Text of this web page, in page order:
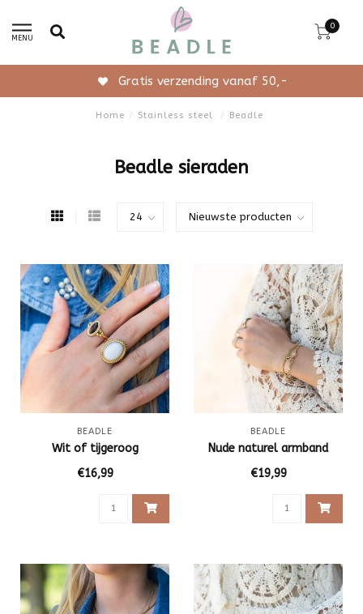
MENU
0
Gratis verzending vanaf 50,-
Home / Stainless steel / Beadle
Beadle sieraden
BEADLE
Wit of tijgeroog
€16,99
BEADLE
Nude naturel armband
€19,99